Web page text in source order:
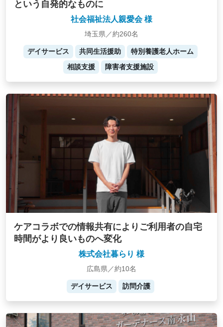
という自発的なものに
社会福祉法人親愛会 様
埼玉県／約260名
デイサービス 共同生活援助
特別養護老人ホーム
相談支援
障害者支援施設
ケアコラボでの情報共有によりご利用者の自宅
時間がより良いものへ変化
株式会社暮らり 様
広島県／約10名
デイサービス 訪問介護